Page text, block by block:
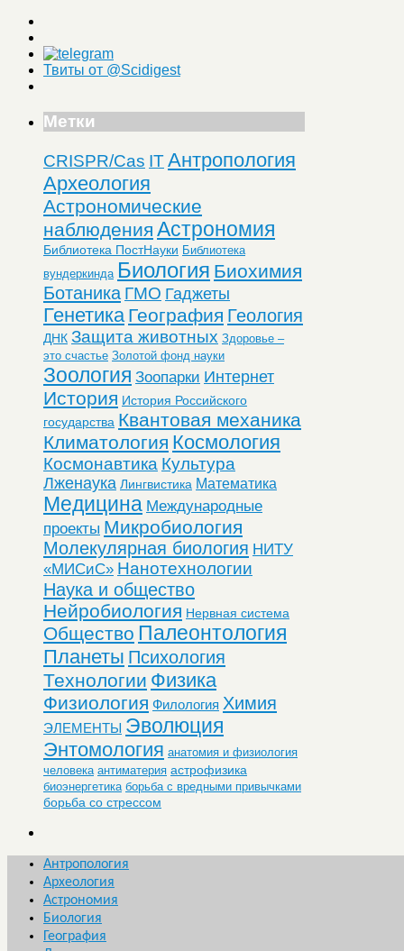
Твиты от @Scidigest
Метки
CRISPR/Cas ITАнтропология
Археология
Астрономические
наблюдения Астрономия
Библиотека ПостНауки Библиотека
вундеркинда Биология Биохимия
Ботаника ГМО Гаджеты
Генетика География Геология
ДНК Защита животных Здоровье –
это счастье Золотой фонд науки
Зоология Зоопарки Интернет
История История Российского
государства Квантовая механика
Климатология Космология
Космонавтика Культура
Лженаука Лингвистика Математика
Медицина Международные
проекты Микробиология
Молекулярная биология НИТУ
«МИСиС» Нанотехнологии
Наука и общество
Нейробиология Нервная система
Общество Палеонтология
Планеты Психология
Технологии Физика
Физиология Филология Химия
ЭЛЕМЕНТЫ Эволюция
Энтомология анатомия и физиология
человека антиматерия астрофизика
биоэнергетика борьба с вредными привычками
борьба со стрессом
Антропология
Археология
Астрономия
Биология
География